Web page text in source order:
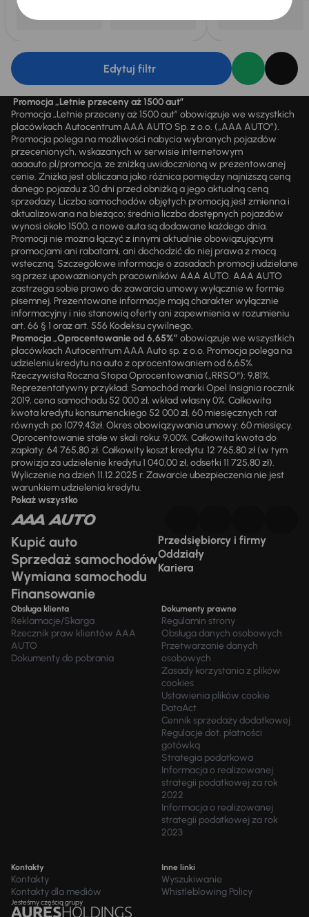
Edytuj filtr
Promocja „Letnie przeceny aż 1500 aut”
Promocja „Letnie przeceny aż 1500 aut” obowiązuje we wszystkich
placówkach Autocentrum AAA AUTO Sp. z o.o. („AAA AUTO”).
Promocja polega na możliwości nabycia wybranych pojazdów
przecenionych, wskazanych w serwisie internetowym
aaaauto.pl/promocja, ze zniżką uwidocznioną w prezentowanej
cenie. Zniżka jest obliczana jako różnica pomiędzy najniższą ceną
danego pojazdu z 30 dni przed obniżką a jego aktualną ceną
sprzedaży. Liczba samochodów objętych promocją jest zmienna i
aktualizowana na bieżąco; średnia liczba dostępnych pojazdów
wynosi około 1500, a nowe auta są dodawane każdego dnia.
Promocji nie można łączyć z innymi aktualnie obowiązującymi
promocjami ani rabatami, ani dochodzić do niej prawa z mocą
wsteczną. Szczegółowe informacje o zasadach promocji udzielane
są przez upoważnionych pracowników AAA AUTO. AAA AUTO
zastrzega sobie prawo do zawarcia umowy wyłącznie w formie
pisemnej. Prezentowane informacje mają charakter wyłącznie
informacyjny i nie stanowią oferty ani zapewnienia w rozumieniu
art. 66 § 1 oraz art. 556 Kodeksu cywilnego.
Promocja „Oprocentowanie od 6,65%” obowiązuje we wszystkich
placówkach Autocentrum AAA Auto sp. z o.o. Promocja polega na
udzieleniu kredytu na auto z oprocentowaniem od 6,65%.
Rzeczywista Roczna Stopa Oprocentowania („RRSO“): 9,81%.
Reprezentatywny przykład: Samochód marki Opel Insignia rocznik
2019, cena samochodu 52 000 zł, wkład własny 0%. Całkowita
kwota kredytu konsumenckiego 52 000 zł, 60 miesięcznych rat
równych po 1079,43zł. Okres obowiązywania umowy: 60 miesięcy.
Oprocentowanie stałe w skali roku: 9,00%. Całkowita kwota do
zapłaty: 64 765,80 zł. Całkowity koszt kredytu: 12 765,80 zł (w tym
prowizja za udzielenie kredytu 1 040,00 zł, odsetki 11 725,80 zł).
Wyliczenie na dzień 11.12.2025 r. Zawarcie ubezpieczenia nie jest
warunkiem udzielenia kredytu.
Pokaż wszystko
Kupić auto
Sprzedaż samochodów
Wymiana samochodu
Finansowanie
Przedsiębiorcy i firmy
Oddziały
Kariera
Obsługa klienta
Reklamacje/Skarga
Rzecznik praw klientów AAA
AUTO
Dokumenty do pobrania
Dokumenty prawne
Regulamin strony
Obsługa danych osobowych
Przetwarzanie danych
osobowych
Zasady korzystania z plików
cookies
Ustawienia plików cookie
DataAct
Cennik sprzedaży dodatkowej
Regulacje dot. płatności
gotówką
Strategia podatkowa
Informacja o realizowanej
strategii podatkowej za rok
2022
Informacja o realizowanej
strategii podatkowej za rok
2023
Kontakty
Kontakty
Kontakty dla mediów
Inne linki
Wyszukiwanie
Whistleblowing Policy
Jesteśmy częścią grupy